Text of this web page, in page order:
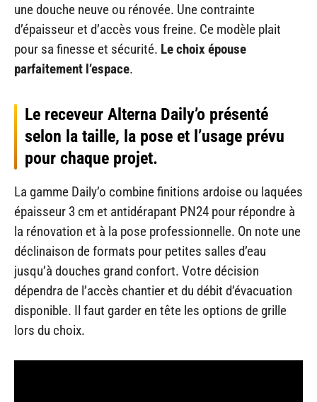
une douche neuve ou rénovée. Une contrainte
d’épaisseur et d’accès vous freine. Ce modèle plait
pour sa finesse et sécurité. Le choix épouse
parfaitement l’espace.
Le receveur Alterna Daily’o présenté
selon la taille, la pose et l’usage prévu
pour chaque projet.
La gamme Daily’o combine finitions ardoise ou laquées
épaisseur 3 cm et antidérapant PN24 pour répondre à
la rénovation et à la pose professionnelle. On note une
déclinaison de formats pour petites salles d’eau
jusqu’à douches grand confort. Votre décision
dépendra de l’accès chantier et du débit d’évacuation
disponible. Il faut garder en tête les options de grille
lors du choix.